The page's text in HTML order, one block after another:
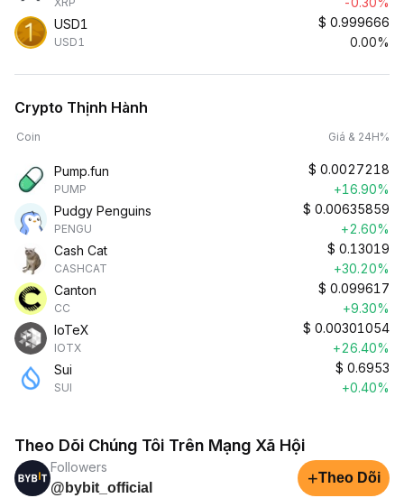
USD1
USD1
$ 0.999666
0.00%
Crypto Thịnh Hành
Coin Giá & 24H%
Pump.fun
PUMP
$ 0.0027218
+16.90%
Pudgy Penguins
PENGU
$ 0.00635859
+2.60%
Cash Cat
CASHCAT
$ 0.13019
+30.20%
Canton
CC
$ 0.099617
+9.30%
IoTeX
IOTX
$ 0.00301054
+26.40%
Sui
SUI
$ 0.6953
+0.40%
Theo Dõi Chúng Tôi Trên Mạng Xã Hội
Followers
@bybit_official
+Theo Dõi